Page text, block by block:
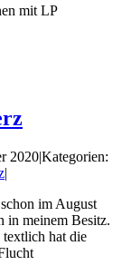
2020|Kategorien:
|
im August
in meinem Besitz.
textlich hat die